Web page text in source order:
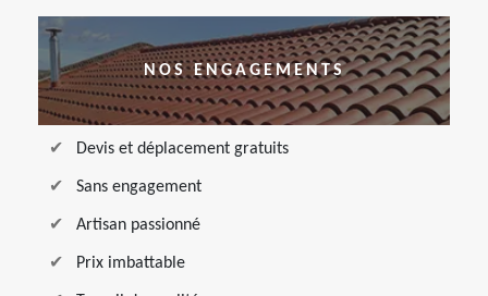
NOS ENGAGEMENTS
Devis et déplacement gratuits
Sans engagement
Artisan passionné
Prix imbattable